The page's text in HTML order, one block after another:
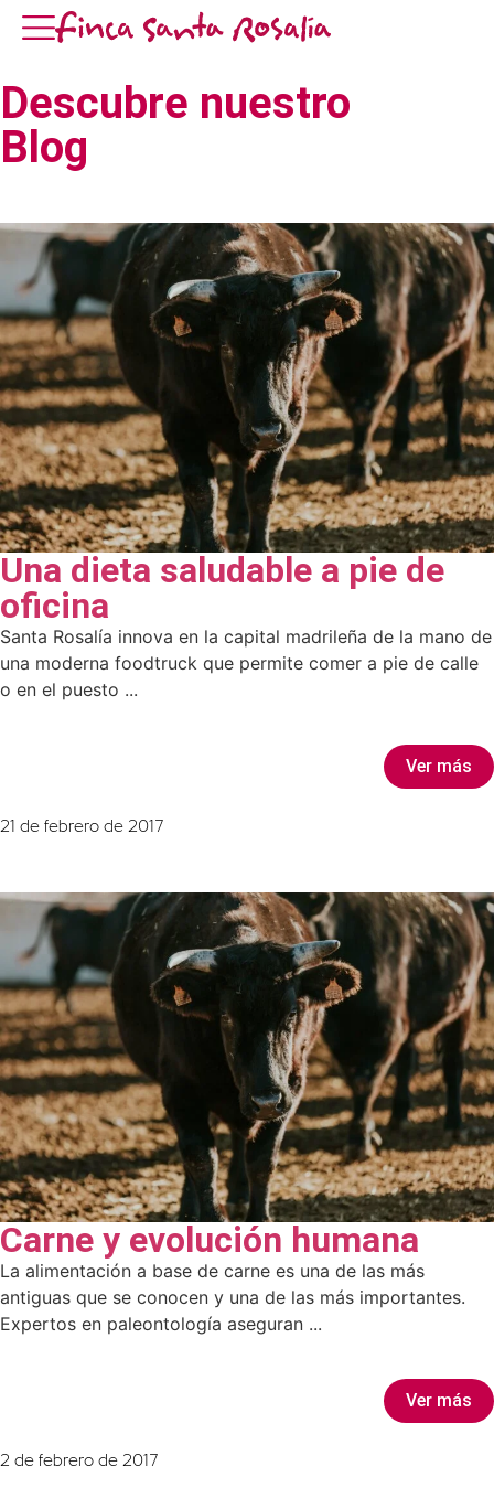
Descubre nuestro
Blog
Una dieta saludable a pie de
oficina
Santa Rosalía innova en la capital madrileña de la mano de
una moderna foodtruck que permite comer a pie de calle
o en el puesto ...
Ver más
21 de febrero de 2017
Carne y evolución humana
La alimentación a base de carne es una de las más
antiguas que se conocen y una de las más importantes.
Expertos en paleontología aseguran ...
Ver más
2 de febrero de 2017